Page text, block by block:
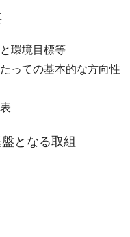
環境目標等
っての基本的な方向性
となる取組